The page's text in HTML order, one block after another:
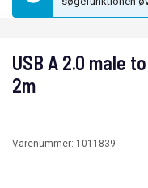
USB A 2.0 male
2m
Varenummer: 1011839